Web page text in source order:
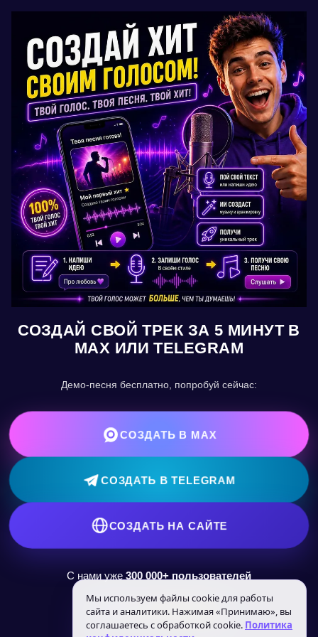
СОЗДАЙ СВОЙ ТРЕК ЗА 5 МИНУТ В
MAX ИЛИ TELEGRAM
Демо-песня бесплатно, попробуй сейчас:
СОЗДАТЬ В MAX
СОЗДАТЬ В TELEGRAM
СОЗДАТЬ НА САЙТЕ
С нами уже 300 000+ пользователей
Рейтинг
Мы используем файлы cookie для работы
сайта и аналитики. Нажимая «Принимаю», вы
соглашаетесь с обработкой cookie. Политика